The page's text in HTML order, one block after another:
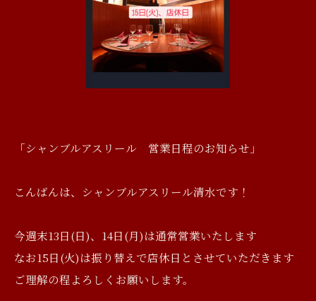
「シャンブルアスリール 営業日程のお知らせ」
こんばんは、シャンブルアスリール清水です！
今週末13日(日)、14日(月)は通常営業いたします
なお15日(火)は振り替えで店休日とさせていただきます
ご理解の程よろしくお願いします。